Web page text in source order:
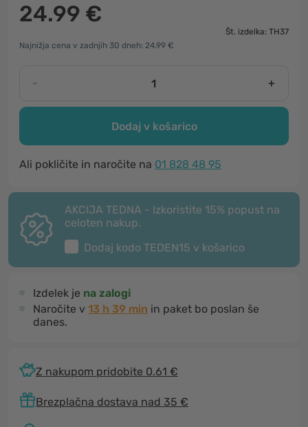
24.99 €
Št. izdelka: TH37
Najnižja cena v zadnjih 30 dneh: 24.99 €
- +
Dodaj v košarico
Ali pokličite in naročite na 01 828 48 95
AKCIJA TEDNA - Izkoristite 15% popust na
celoten nakup.
Dodaj kodo TEDEN15 v košarico
Izdelek je na zalogi
Naročite v 13 h 38 min in paket bo poslan še
danes.
Z nakupom pridobite 0.61 €
Brezplačna dostava nad 35 €